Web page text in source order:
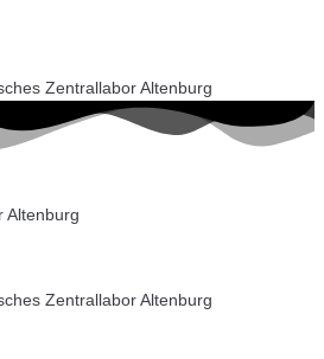
Zentrallabor Altenburg
Altenburg
Zentrallabor Altenburg